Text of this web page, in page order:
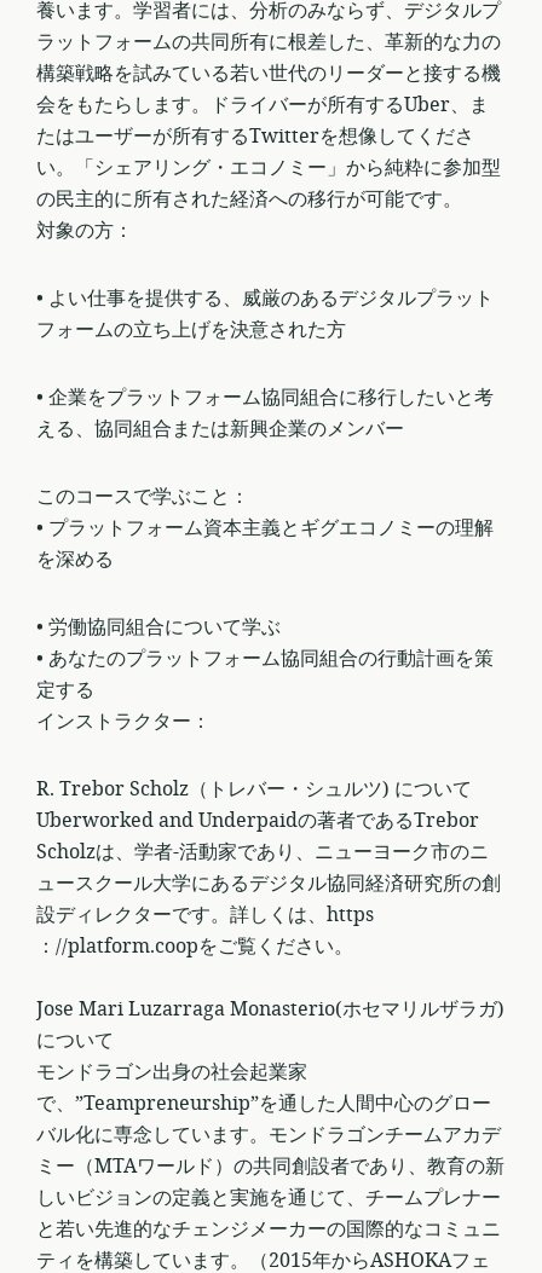
養います。学習者には、分析のみならず、デジタルプ
ラットフォームの共同所有に根差した、革新的な力の
構築戦略を試みている若い世代のリーダーと接する機
会をもたらします。ドライバーが所有するUber、ま
たはユーザーが所有するTwitterを想像してくださ
い。「シェアリング・エコノミー」から純粋に参加型
の民主的に所有された経済への移行が可能です。
対象の方：
• よい仕事を提供する、威厳のあるデジタルプラット
フォームの立ち上げを決意された方
• 企業をプラットフォーム協同組合に移行したいと考
える、協同組合または新興企業のメンバー
このコースで学ぶこと：
• プラットフォーム資本主義とギグエコノミーの理解
を深める
• 労働協同組合について学ぶ
• あなたのプラットフォーム協同組合の行動計画を策
定する
インストラクター：
R. Trebor Scholz（トレバー・シュルツ) について
Uberworked and Underpaidの著者であるTrebor
Scholzは、学者-活動家であり、ニューヨーク市のニ
ュースクール大学にあるデジタル協同経済研究所の創
設ディレクターです。詳しくは、https
：//platform.coopをご覧ください。
Jose Mari Luzarraga Monasterio(ホセマリルザラガ)
について
モンドラゴン出身の社会起業家
で、”Teampreneurship”を通した人間中心のグロー
バル化に専念しています。モンドラゴンチームアカデ
ミー（MTAワールド）の共同創設者であり、教育の新
しいビジョンの定義と実施を通じて、チームプレナー
と若い先進的なチェンジメーカーの国際的なコミュニ
ティを構築しています。（2015年からASHOKAフェ